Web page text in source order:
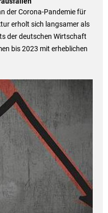
der Corona-Pandemie für
erholt sich langsamer als
der deutschen Wirtschaft
bis 2023 mit erheblichen